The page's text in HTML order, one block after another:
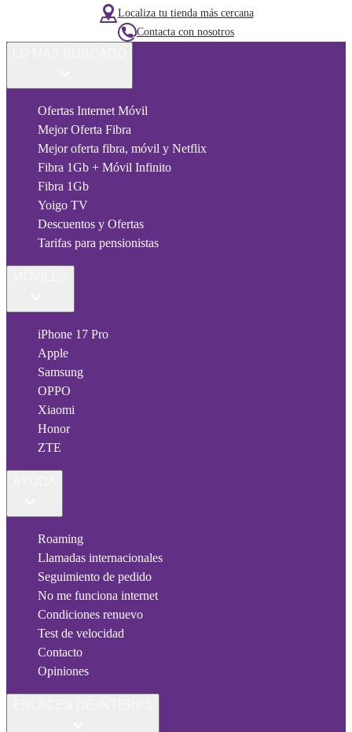
Localiza tu tienda más cercana
Contacta con nosotros
Ofertas Internet Móvil
Mejor Oferta Fibra
Mejor oferta fibra, móvil y Netflix
Fibra 1Gb + Móvil Infinito
Fibra 1Gb
Yoigo TV
Descuentos y Ofertas
Tarifas para pensionistas
iPhone 17 Pro
Apple
Samsung
OPPO
Xiaomi
Honor
ZTE
Roaming
Llamadas internacionales
Seguimiento de pedido
No me funciona internet
Condiciones renuevo
Test de velocidad
Contacto
Opiniones